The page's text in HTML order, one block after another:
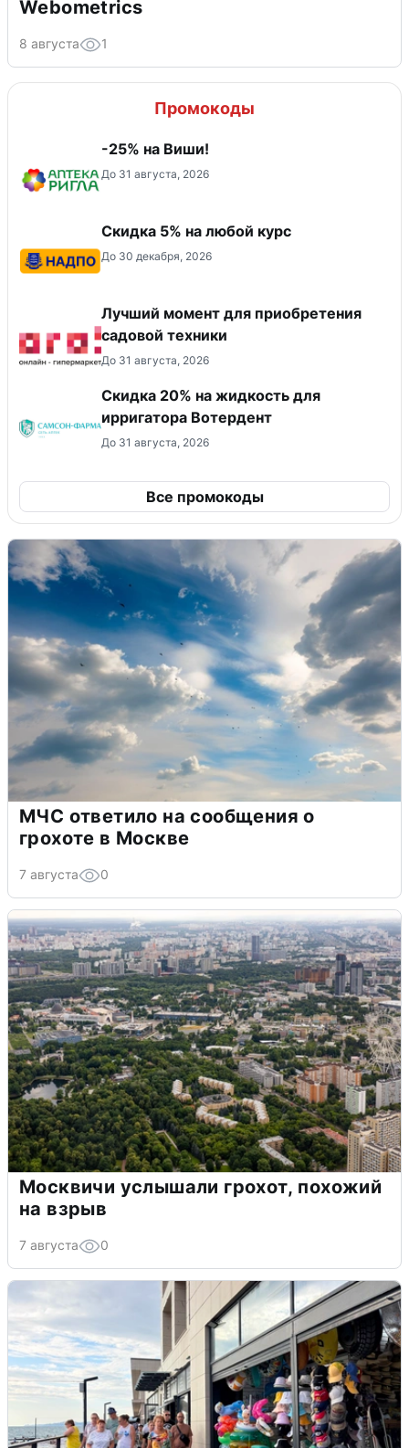
Webometrics
8 августа 1
Промокоды
-25% на Виши!
До 31 августа, 2026
Скидка 5% на любой курс
До 30 декабря, 2026
Лучший момент для приобретения
садовой техники
До 31 августа, 2026
Скидка 20% на жидкость для
ирригатора Вотердент
До 31 августа, 2026
Все промокоды
МЧС ответило на сообщения о
грохоте в Москве
7 августа 0
Москвичи услышали грохот, похожий
на взрыв
7 августа 0